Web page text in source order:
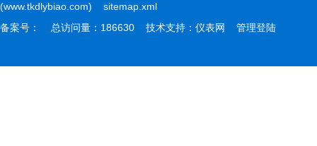
(www.tkdlybiao.com) sitemap.xml
备案号：
总访问量：186630 技术支持： 仪表网 管理登陆